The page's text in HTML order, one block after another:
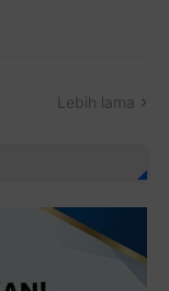
Lebih lama